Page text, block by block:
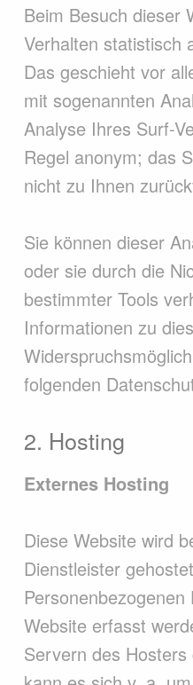
Beim Besuch dieser
Verhalten statistisch
Das geschieht vor
mit sogenannten
Analyse Ihres Surf-
Regel anonym; das
nicht zu Ihnen
Sie können dieser
oder sie durch die
bestimmter Tools
Informationen zu
folgenden
2. Hosting
Externes Hosting
Diese Website wird
Dienstleister
Website erfasst
Servern des